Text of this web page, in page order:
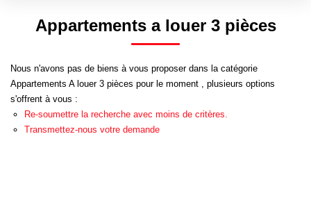
VENDRE
FAIRE GÉRER
NEUF
Surface min
Plus de critères Créer une alerte
Appartements a louer 3 pièces
Nous n'avons pas de biens à vous proposer dans la catégorie
Appartements A louer 3 pièces pour le moment , plusieurs options
s'offrent à vous :
Re-soumettre la recherche avec moins de critères.
Transmettez-nous votre demande